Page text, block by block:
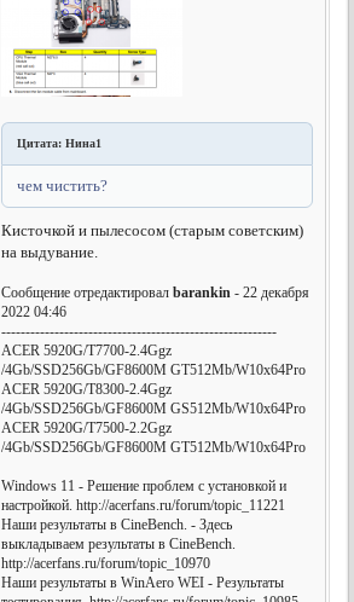
Цитата: Нина1
чем чистить?
Кисточкой и пылесосом (старым советским)
на выдувание.
Сообщение отредактировалbarankin - 22 декабря
2022 04:46
---------------------------------------------------------
ACER 5920G/T7700-2.4Ggz
/4Gb/SSD256Gb/GF8600M GT512Mb/W10x64Pro
ACER 5920G/T8300-2.4Ggz
/4Gb/SSD256Gb/GF8600M GS512Mb/W10x64Pro
ACER 5920G/T7500-2.2Ggz
/4Gb/SSD256Gb/GF8600M GT512Mb/W10x64Pro
Windows 11 - Решение проблем с установкой и
настройкой. http://acerfans.ru/forum/topic_11221
Наши результаты в CineBench. - Здесь
выкладываем результаты в CineBench.
http://acerfans.ru/forum/topic_10970
Наши результаты в WinAero WEI - Результаты